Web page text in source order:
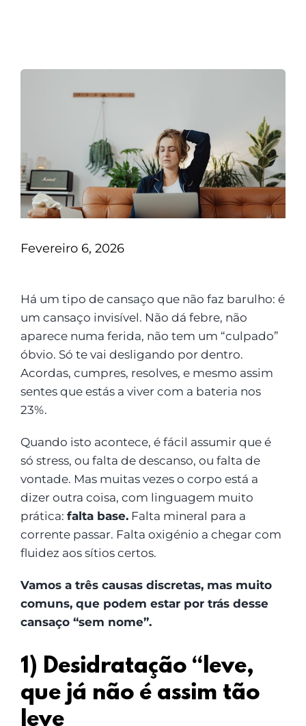
Fevereiro 6, 2026
Há um tipo de cansaço que não faz barulho: é
um cansaço invisível. Não dá febre, não
aparece numa ferida, não tem um “culpado”
óbvio. Só te vai desligando por dentro.
Acordas, cumpres, resolves, e mesmo assim
sentes que estás a viver com a bateria nos
23%.
Quando isto acontece, é fácil assumir que é
só stress, ou falta de descanso, ou falta de
vontade. Mas muitas vezes o corpo está a
dizer outra coisa, com linguagem muito
prática: falta base.Falta mineral para a
corrente passar. Falta oxigénio a chegar com
fluidez aos sítios certos.
Vamos a três causas discretas, mas muito
comuns, que podem estar por trás desse
cansaço “sem nome”.
1) Desidratação “leve,
que já não é assim tão
leve